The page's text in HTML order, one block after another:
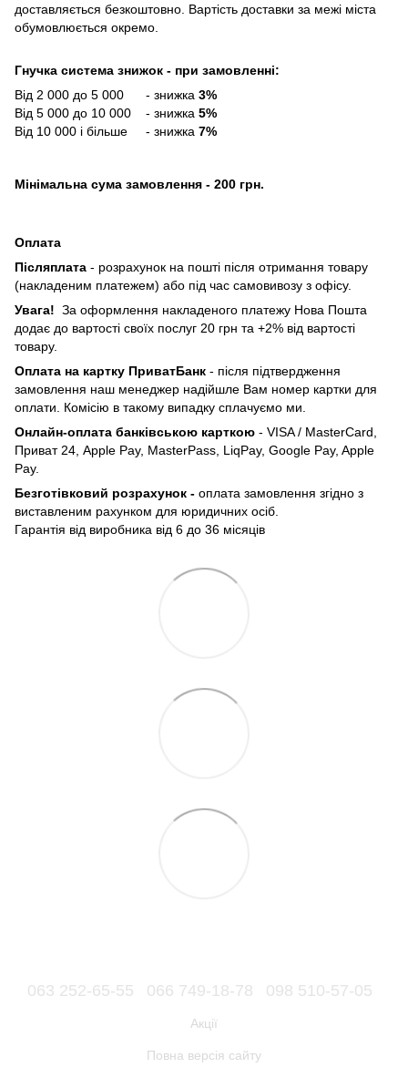
доставляється безкоштовно. Вартість доставки за межі міста
обумовлюється окремо.
Гнучка система знижок - при замовленні:
Від 2 000 до 5 000 - знижка 3%
Від 5 000 до 10 000 - знижка 5%
Від 10 000 і більше - знижка 7%
Мінімальна сума замовлення - 200 грн.
Оплата
Післяплата - розрахунок на пошті після отримання товару
(накладеним платежем) або під час самовивозу з офісу.
Увага! За оформлення накладеного платежу Нова Пошта
додає до вартості своїх послуг 20 грн та +2% від вартості
товару.
Оплата на картку ПриватБанк - після підтвердження
замовлення наш менеджер надійшле Вам номер картки для
оплати. Комісію в такому випадку сплачуємо ми.
Онлайн-оплата банківською карткою - VISA / MasterCard,
Приват 24, Apple Pay, MasterPass, LiqPay, Google Pay, Apple
Pay.
Безготівковий розрахунок - оплата замовлення згідно з
виставленим рахунком для юридичних осіб.
Гарантія від виробника від 6 до 36 місяців
063 252-65-55 066 749-18-78 098 510-57-05
Акції
Повна версія сайту